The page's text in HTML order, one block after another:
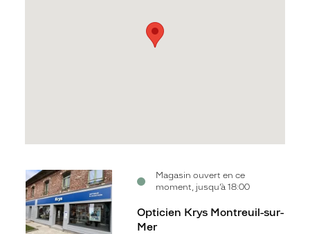
Magasin ouvert en ce
moment, jusqu’à 18:00
Voir
la
fiche
Opticien Krys Montreuil-sur-
Mer